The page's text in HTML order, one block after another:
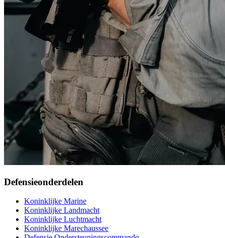
Defensieonderdelen
Koninklijke Marine
Koninklijke Landmacht
Koninklijke Luchtmacht
Koninklijke Marechaussee